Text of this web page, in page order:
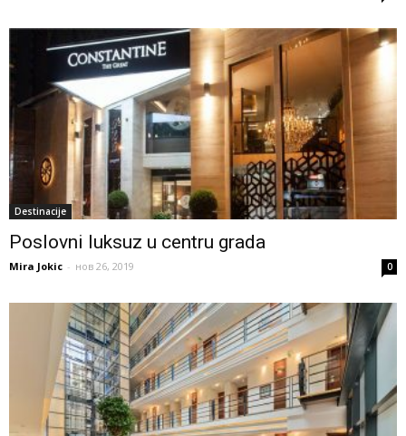
Destinacije
Poslovni luksuz u centru grada
Mira Jokic - нов 26, 2019 0